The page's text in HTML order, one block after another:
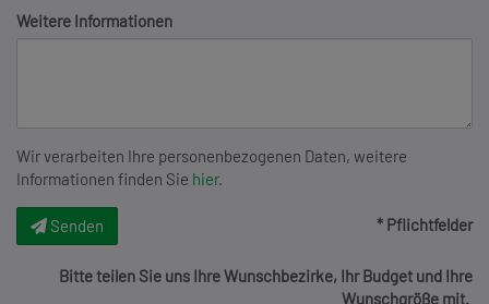
Weitere Informationen
Wir verarbeiten Ihre personenbezogenen Daten, weitere
Informationen finden Sie hier.
Senden * Pflichtfelder
Bitte teilen Sie uns Ihre Wunschbezirke, Ihr Budget und Ihre
Wunschgröße mit.